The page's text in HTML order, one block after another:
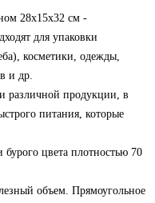
28x15x32 см -
для упаковки
косметики, одежды,
и др.
различной продукции, в
питания, которые
бурого цвета плотностью 70
объем. Прямоугольное